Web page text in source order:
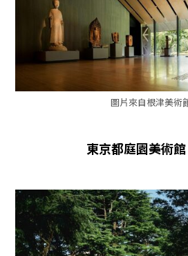
圖片來自根津美術
東京都庭園美術